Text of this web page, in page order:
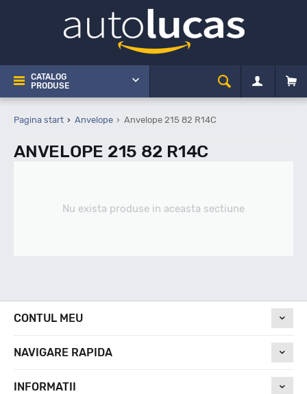
CATALOG
PRODUSE
Pagina start Anvelope Anvelope 215 82 R14C
ANVELOPE 215 82 R14C
Nu exista produse in aceasta sectiune
CONTUL MEU
NAVIGARE RAPIDA
INFORMATII